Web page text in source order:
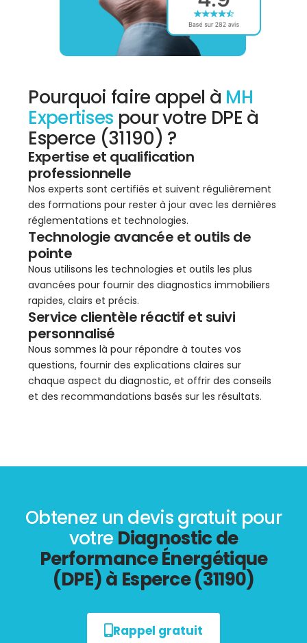
Pourquoi faire appel à MH
Expertises pour votre DPE à
Esperce (31190) ?
Expertise et qualification
professionnelle
Nos experts sont certifiés et suivent régulièrement
des formations pour rester à jour avec les dernières
réglementations et technologies.
Technologie avancée et outils de
pointe
Nous utilisons les technologies et outils les plus
avancées pour fournir des diagnostics immobiliers
rapides, clairs et précis.
Service clientèle réactif et suivi
personnalisé
Nous sommes là pour répondre à toutes vos
questions, fournir des explications claires sur
chaque aspect du diagnostic, et offrir des conseils
et des recommandations basés sur les résultats.
Obtenez un devis gratuit pour
votre Diagnostic de
Performance Énergétique
(DPE) à Esperce (31190)
Rappel gratuit